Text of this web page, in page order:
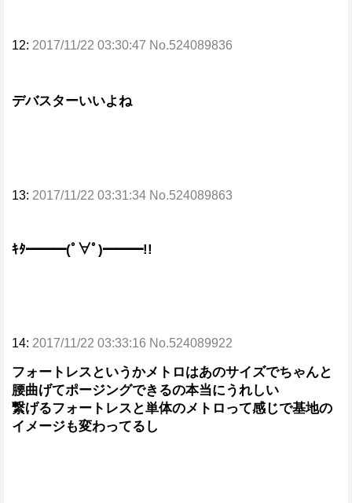
12: 2017/11/22 03:30:47 No.524089836
デバスターいいよね
13: 2017/11/22 03:31:34 No.524089863
ｷﾀ━━━(ﾟ∀ﾟ)━━━!!
14: 2017/11/22 03:33:16 No.524089922
フォートレスというかメトロはあのサイズでちゃんと
腰曲げてポージングできるの本当にうれしい
繋げるフォートレスと単体のメトロって感じで基地の
イメージも変わってるし